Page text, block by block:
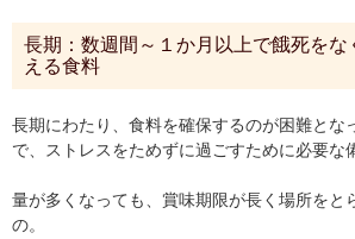
長期：数週間～１か月以上で餓死をな
える食料
長期にわたり、食料を確保するのが困難とな
で、ストレスをためずに過ごすために必要な
量が多くなっても、賞味期限が長く場所をと
の。